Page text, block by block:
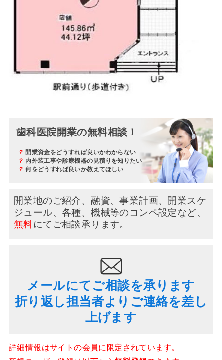
歯科医院開業の無料相談！
？開業資金をどうすれば良いかわからない
？ 内外装工事や診療機器の見積りを知りたい
？何をどうすれば良いか教えてほしい
開業地のご紹介、融資、事業計画、開業スケ
ジュール、 各種、機械等のコンペ設定など、
無料にてご相談承ります。
メールにてご相談を承ります
折り返し担当者よりご連絡を差し
上げます
詳細情報はサイトの会員に限定されています。